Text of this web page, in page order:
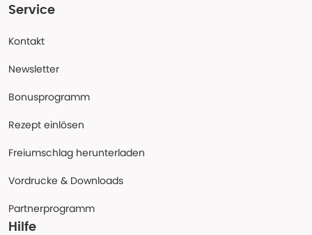
Service
Kontakt
Newsletter
Bonusprogramm
Rezept einlösen
Freiumschlag herunterladen
Vordrucke & Downloads
Partnerprogramm
Hilfe